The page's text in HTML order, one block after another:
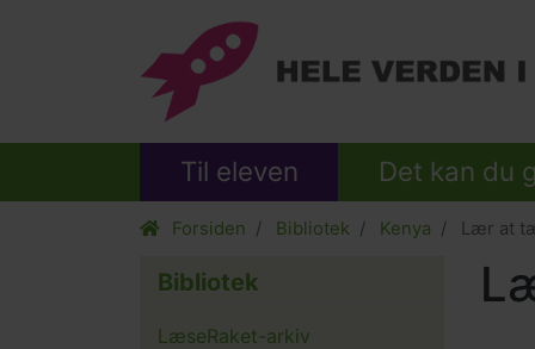
Til eleven Det kan du
Forsiden Bibliotek Kenya Lær at
Bibliotek
LæseRaket-arkiv